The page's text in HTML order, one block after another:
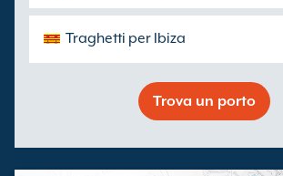
Traghetti per Ibiza
Trova un porto